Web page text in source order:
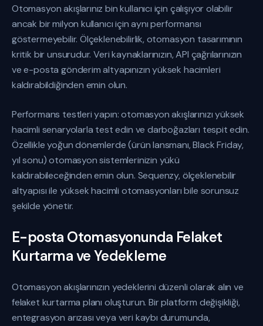
Otomasyon akışlarınız bin kullanıcı için çalışıyor olabilir
ancak bir milyon kullanıcı için aynı performansı
göstermeyebilir. Ölçeklenebilirlik, otomasyon tasarımının
kritik bir unsurudur. Veri kaynaklarınızın, API çağrılarınızın
ve e-posta gönderim altyapınızın yüksek hacimleri
kaldırabildiğinden emin olun.
Performans testleri yapın: otomasyon akışlarınızı yüksek
hacimli senaryolarla test edin ve darboğazları tespit edin.
Özellikle yoğun dönemlerde (ürün lansmanı, Black Friday,
yıl sonu) otomasyon sistemlerinizin yükü
kaldırabileceğinden emin olun. Sequenzy, ölçeklenebilir
altyapısı ile yüksek hacimli otomasyonları bile sorunsuz
şekilde yönetir.
E-posta Otomasyonunda Felaket
Kurtarma ve Yedekleme
Otomasyon akışlarınızın yedeklerini düzenli olarak alın ve
felaket kurtarma planı oluşturun. Bir platform değişikliği,
entegrasyon arızası veya veri kaybı durumunda,